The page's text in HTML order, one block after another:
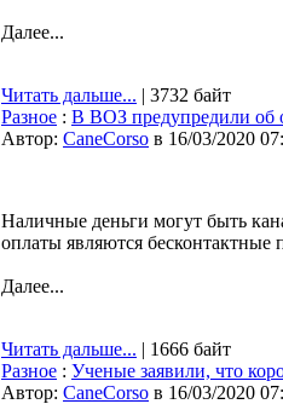
Далее...
Читать дальше... | 3732 байт
Разное : В ВОЗ предупредили об
Автор: CaneCorso в 16/03/2020
Наличные деньги могут быть
оплаты являются бесконтактные
Далее...
Читать дальше... | 1666 байт
Разное : Ученые заявили, что
Автор: CaneCorso в 16/03/2020